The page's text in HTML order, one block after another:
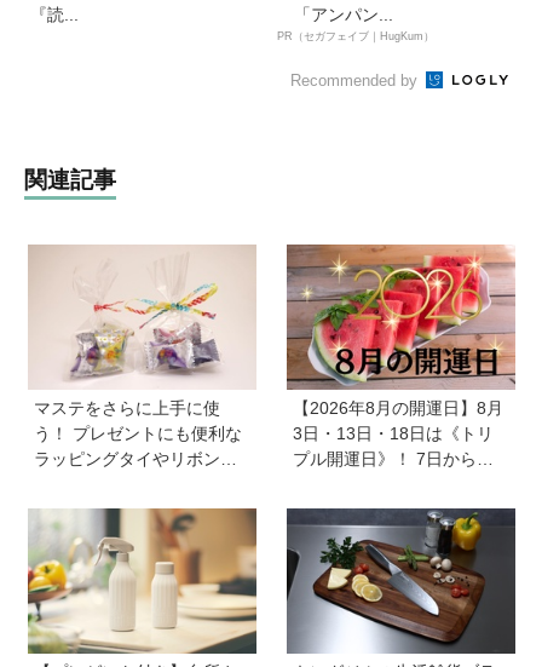
『読...
「アンパン...
PR（セガフェイブ｜HugKum）
Recommended by
関連記事
マステをさらに上手に使
う！ プレゼントにも便利な
ラッピングタイやリボンが
スパレード／シヤチハタ】
【2026年8月の開運日】8月
3日・13日・18日は《トリ
プル開運日》！ 7日から
星」が、天秤座と蠍座に長
期滞在を開始！